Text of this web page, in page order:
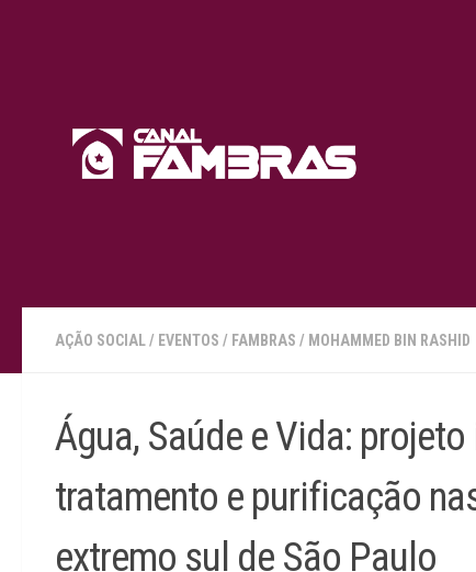
AÇÃO SOCIAL/ EVENTOS / FAMBRAS / MOHAMMED BIN RASHID
Água, Saúde e Vida:
tratamento e purificação
extremo sul de São Paulo